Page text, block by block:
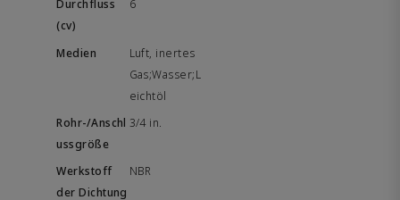
6
Luft, inertes
Gas;Wasser;L
eichtöl
3/4 in.
NBR